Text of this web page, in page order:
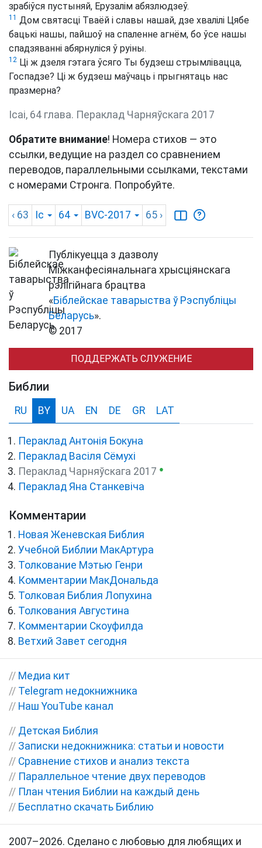
зрабіўся пустыняй, Ерузалім абязлюдзеў.
11 Дом святасці Тваёй і славы нашай, дзе хвалілі Цябе
бацькі нашы, пайшоў на спаленне агнём, бо ўсе нашы
спадзяванні абярнуліся ў руіны.
12 Ці ж дзеля гэтага ўсяго Ты будзеш стрымлівацца,
Госпадзе? Ці ж будзеш маўчаць і прыгнятаць нас
празмерна?
Ісаі, 64 глава. Пераклад Чарняўскага 2017
Обратите внимание! Номера стихов — это
ссылки, ведущие на раздел со сравнением
переводов, параллельными ссылками, текстами
с номерами Стронга. Попробуйте.
‹ 63 Іс 64 BVC-2017 65 ›
Публікуецца з дазволу
Міжканфесіянальнага хрысціянскага
рэлігійнага брацтва
«Біблейскае таварыства ў Рэспубліцы
Беларусь».
© 2017
ПОДДЕРЖАТЬ СЛУЖЕНИЕ
Библии
RU BY UA EN DE GR LAT
Пераклад Антонія Бокуна
Пераклад Васіля Сёмухі
Пераклад Чарняўскага 2017 ●
Пераклад Яна Станкевіча
Комментарии
Новая Женевская Библия
Учебной Библии МакАртура
Толкование Мэтью Генри
Комментарии МакДональда
Толковая Библия Лопухина
Толкования Августина
Комментарии Скоуфилда
Ветхий Завет сегодня
// Медиа кит
// Telegram недокнижника
// Наш YouTube канал
// Детская Библия
// Записки недокнижника: статьи и новости
// Сравнение стихов и анализ текста
// Параллельное чтение двух переводов
// План чтения Библии на каждый день
// Бесплатно скачать Библию
2007–2026. Сделано с любовью для любящих и